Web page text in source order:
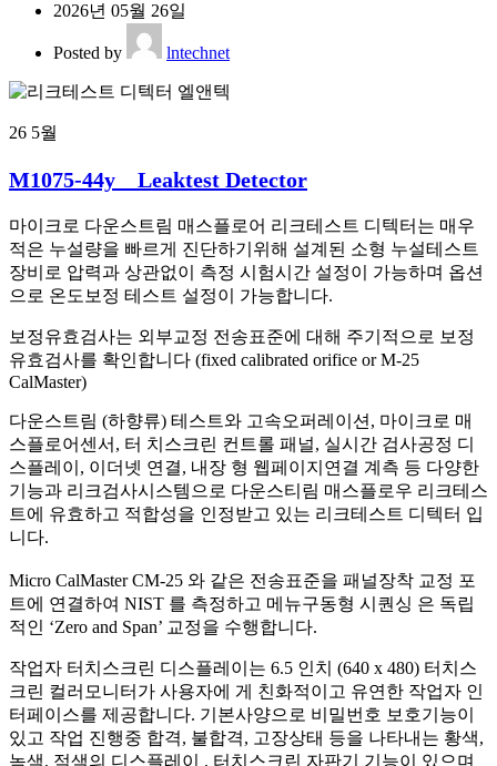
2026년 05월 26일
Posted by lntechnet
26 5월
M1075-44y _ Leaktest Detector
마이크로 다운스트림 매스플로어 리크테스트 디텍터는 매우
적은 누설량을 빠르게 진단하기위해 설계된 소형 누설테스트
장비로 압력과 상관없이 측정 시험시간 설정이 가능하며 옵션
으로 온도보정 테스트 설정이 가능합니다.
​보정유효검사는 외부교정 전송표준에 대해 주기적으로 보정
유효검사를 확인합니다 (fixed calibrated orifice or M-25
CalMaster)
다운스트림 (하향류) 테스트와 고속오퍼레이션, 마이크로 매
스플로어센서, 터 치스크린 컨트롤 패널, 실시간 검사공정 디
스플레이, 이더넷 연결, 내장 형 웹페이지연결 계측 등 다양한
기능과 리크검사시스템으로 다운스티림 매스플로우 리크테스
트에 유효하고 적합성을 인정받고 있는 리크테스트 디텍터 입
니다.
Micro CalMaster CM-25 와 같은 전송표준을 패널장착 교정 포
트에 연결하여 NIST 를 측정하고 메뉴구동형 시퀀싱 은 독립
적인 ‘Zero and Span’ 교정을 수행합니다.
​작업자 터치스크린 디스플레이는 6.5 인치 (640 x 480) 터치스
크린 컬러모니터가 사용자에 게 친화적이고 유연한 작업자 인
터페이스를 제공합니다. 기본사양으로 비밀번호 보호기능이
있고 작업 진행중 합격, 불합격, 고장상태 등을 나타내는 황색,
녹색, 적색의 디스플레이 , 터치스크린 자판기 기능이 있으며